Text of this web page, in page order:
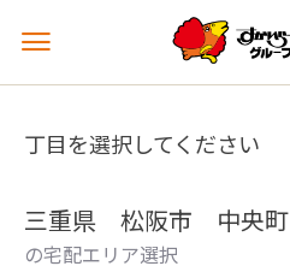
メ
ュ
を
丁目を選択してください
三重県 松阪市 中央町
の宅配エリア選択